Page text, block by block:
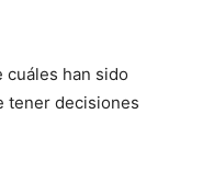
cuáles han sido
tener decisiones